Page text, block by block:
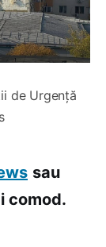
de Urgență
sau
comod.